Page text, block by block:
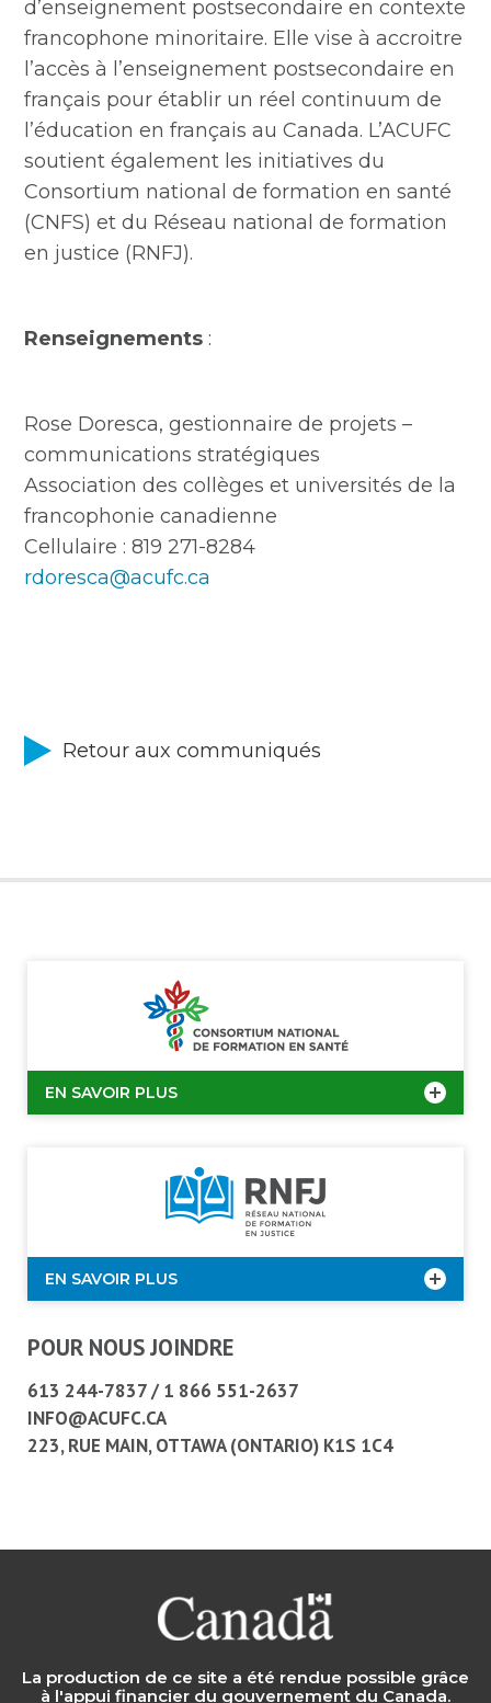
d’enseignement postsecondaire en contexte
francophone minoritaire. Elle vise à accroitre
l’accès à l’enseignement postsecondaire en
français pour établir un réel continuum de
l’éducation en français au Canada. L’ACUFC
soutient également les initiatives du
Consortium national de formation en santé
(CNFS) et du Réseau national de formation
en justice (RNFJ).
Renseignements :
Rose Doresca, gestionnaire de projets –
communications stratégiques
Association des collèges et universités de la
francophonie canadienne
Cellulaire : 819 271-8284
rdoresca@acufc.ca
Retour aux communiqués
EN SAVOIR PLUS
EN SAVOIR PLUS
POUR NOUS JOINDRE
613 244-7837/1 866 551-2637
INFO@ACUFC.CA
223, RUE MAIN, OTTAWA (ONTARIO) K1S 1C4
La production de ce site a été rendue possible grâce
à l'appui financier du gouvernement du Canada.